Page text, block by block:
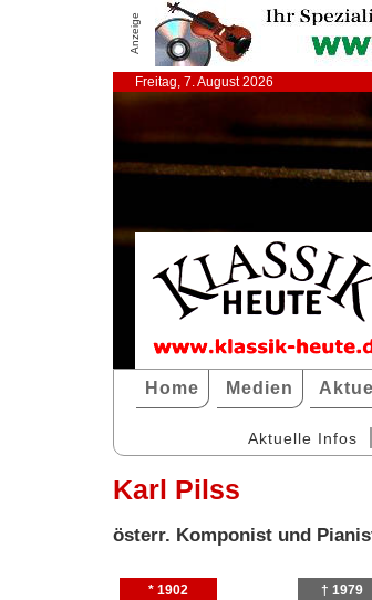
Anzeige
Freitag, 7. August 2026
Home Medien
Aktuelle Infos
Karl Pilss
österr. Komponist und
* 1902 † 1979